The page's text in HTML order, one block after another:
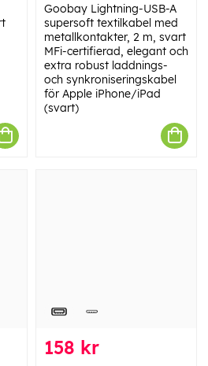
Goobay Lightning-USB-A
supersoft textilkabel med
metallkontakter, 2 m, svart
MFi-certifierad, elegant och
extra robust laddnings-
och synkroniseringskabel
för Apple iPhone/iPad
(svart)
158 kr